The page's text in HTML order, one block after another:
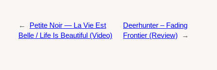
←
Petite Noir — La Vie Est
Belle / Life Is Beautiful (Video)
Deerhunter – Fading
Frontier (Review)
→